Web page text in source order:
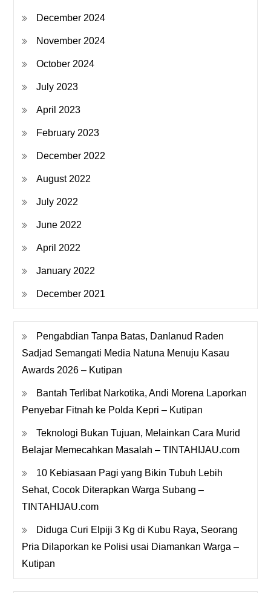
December 2024
November 2024
October 2024
July 2023
April 2023
February 2023
December 2022
August 2022
July 2022
June 2022
April 2022
January 2022
December 2021
Pengabdian Tanpa Batas, Danlanud Raden
Sadjad Semangati Media Natuna Menuju Kasau
Awards 2026 – Kutipan
Bantah Terlibat Narkotika, Andi Morena Laporkan
Penyebar Fitnah ke Polda Kepri – Kutipan
Teknologi Bukan Tujuan, Melainkan Cara Murid
Belajar Memecahkan Masalah – TINTAHIJAU.com
10 Kebiasaan Pagi yang Bikin Tubuh Lebih
Sehat, Cocok Diterapkan Warga Subang –
TINTAHIJAU.com
Diduga Curi Elpiji 3 Kg di Kubu Raya, Seorang
Pria Dilaporkan ke Polisi usai Diamankan Warga –
Kutipan